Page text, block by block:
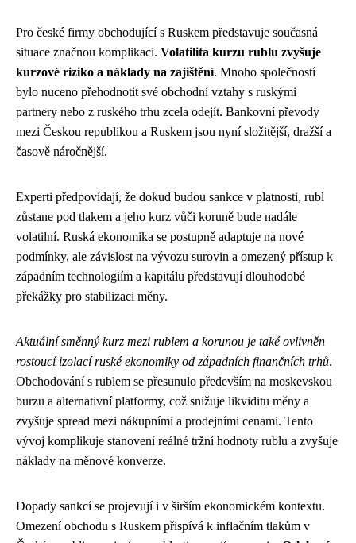
Pro české firmy obchodující s Ruskem představuje současná
situace značnou komplikaci. Volatilita kurzu rublu zvyšuje
kurzové riziko a náklady na zajištění. Mnoho společností
bylo nuceno přehodnotit své obchodní vztahy s ruskými
partnery nebo z ruského trhu zcela odejít. Bankovní převody
mezi Českou republikou a Ruskem jsou nyní složitější, dražší a
časově náročnější.
Experti předpovídají, že dokud budou sankce v platnosti, rubl
zůstane pod tlakem a jeho kurz vůči koruně bude nadále
volatilní. Ruská ekonomika se postupně adaptuje na nové
podmínky, ale závislost na vývozu surovin a omezený přístup k
západním technologiím a kapitálu představují dlouhodobé
překážky pro stabilizaci měny.
Aktuální směnný kurz mezi rublem a korunou je také ovlivněn
rostoucí izolací ruské ekonomiky od západních finančních trhů.
Obchodování s rublem se přesunulo především na moskevskou
burzu a alternativní platformy, což snižuje likviditu měny a
zvyšuje spread mezi nákupními a prodejními cenami. Tento
vývoj komplikuje stanovení reálné tržní hodnoty rublu a zvyšuje
náklady na měnové konverze.
Dopady sankcí se projevují i v širším ekonomickém kontextu.
Omezení obchodu s Ruskem přispívá k inflačním tlakům v